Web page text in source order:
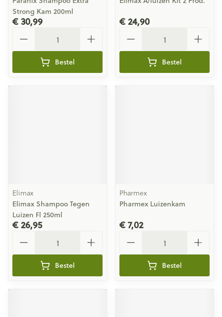
Strong Kam 200ml
€ 30,99
Bestel
€ 24,90
Bestel
Elimax
Elimax Shampoo Tegen
Luizen Fl 250ml
€ 26,95
Bestel
Pharmex
Pharmex Luizenkam
€ 7,02
Bestel